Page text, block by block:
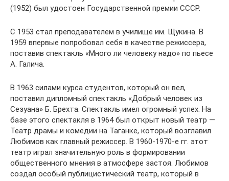
(1952) был удостоен Государственной премии СССР.
С 1953 стал преподавателем в училище им. Щукина. В
1959 впервые попробовал себя в качестве режиссера,
поставив спектакль «Много ли человеку надо» по пьесе
А. Галича.
В 1963 силами курса студентов, который он вел,
поставил дипломный спектакль «Добрый человек из
Сезуана» Б. Брехта. Спектакль имел огромный успех. На
базе этого спектакля в 1964 был открыт новый театр —
Театр драмы и комедии на Таганке, который возглавил
Любимов как главный режиссер. В 1960-1970-е гг. этот
театр играл значительную роль в формировании
общественного мнения в атмосфере застоя. Любимов
создал особый публицистический театр, который в